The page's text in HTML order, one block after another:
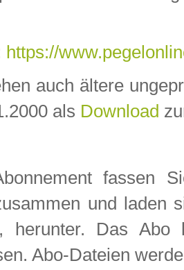
https://
auch ältere
als Download
fassen
und laden
herunter. Das
Abo-Dateien